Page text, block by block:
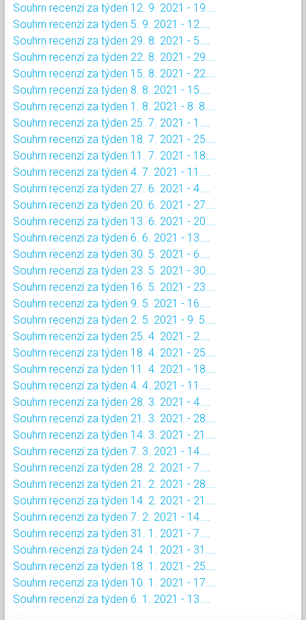
Souhrn recenzí za týden 12. 9. 2021 - 19....
Souhrn recenzí za týden 5. 9. 2021 - 12....
Souhrn recenzí za týden 29. 8. 2021 - 5....
Souhrn recenzí za týden 22. 8. 2021 - 29....
Souhrn recenzí za týden 15. 8. 2021 - 22....
Souhrn recenzí za týden 8. 8. 2021 - 15....
Souhrn recenzí za týden 1. 8. 2021 - 8. 8....
Souhrn recenzí za týden 25. 7. 2021 - 1....
Souhrn recenzí za týden 18. 7. 2021 - 25....
Souhrn recenzí za týden 11. 7. 2021 - 18....
Souhrn recenzí za týden 4. 7. 2021 - 11....
Souhrn recenzí za týden 27. 6. 2021 - 4....
Souhrn recenzí za týden 20. 6. 2021 - 27....
Souhrn recenzí za týden 13. 6. 2021 - 20....
Souhrn recenzí za týden 6. 6. 2021 - 13....
Souhrn recenzí za týden 30. 5. 2021 - 6....
Souhrn recenzí za týden 23. 5. 2021 - 30....
Souhrn recenzí za týden 16. 5. 2021 - 23....
Souhrn recenzí za týden 9. 5. 2021 - 16....
Souhrn recenzí za týden 2. 5. 2021 - 9. 5....
Souhrn recenzí za týden 25. 4. 2021 - 2....
Souhrn recenzí za týden 18. 4. 2021 - 25....
Souhrn recenzí za týden 11. 4. 2021 - 18....
Souhrn recenzí za týden 4. 4. 2021 - 11....
Souhrn recenzí za týden 28. 3. 2021 - 4....
Souhrn recenzí za týden 21. 3. 2021 - 28....
Souhrn recenzí za týden 14. 3. 2021 - 21....
Souhrn recenzí za týden 7. 3. 2021 - 14....
Souhrn recenzí za týden 28. 2. 2021 - 7....
Souhrn recenzí za týden 21. 2. 2021 - 28....
Souhrn recenzí za týden 14. 2. 2021 - 21....
Souhrn recenzí za týden 7. 2. 2021 - 14....
Souhrn recenzí za týden 31. 1. 2021 - 7....
Souhrn recenzí za týden 24. 1. 2021 - 31....
Souhrn recenzí za týden 18. 1. 2021 - 25....
Souhrn recenzí za týden 10. 1. 2021 - 17....
Souhrn recenzí za týden 6. 1. 2021 - 13....